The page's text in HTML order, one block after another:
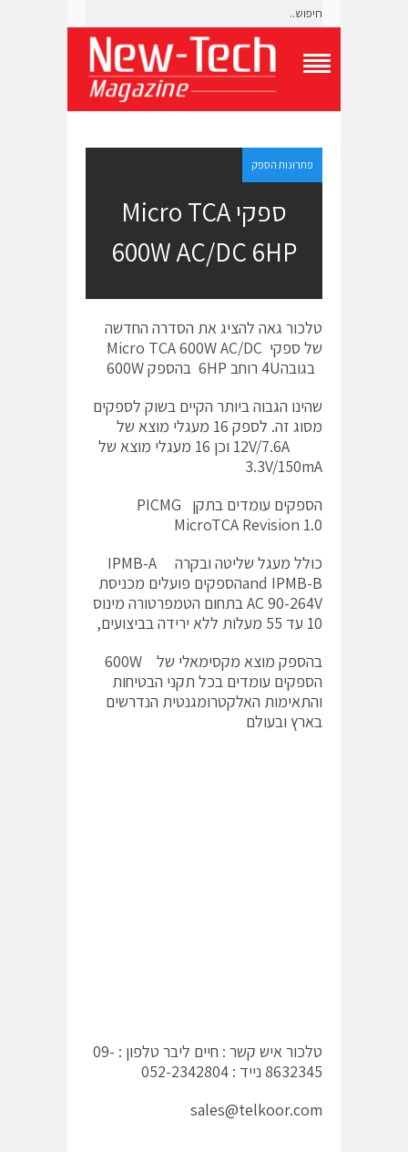
g
l
e
N
n
M
e
n
פתרונות הספק
ספקי Micro TCA
600W AC/DC 6HP
טלכור גאה להציג את הסדרה החדשה
של ספקי Micro TCA 600W AC/DC
בגובה4U רוחב 6HP בהספק 600W
שהינו הגבוה ביותר הקיים בשוק לספקים
מסוג זה. לספק 16 מעגלי מוצא של
12V/7.6A וכן 16 מעגלי מוצא של
3.3V/150mA
הספקים עומדים בתקן PICMG
MicroTCA Revision 1.0
כולל מעגל שליטה ובקרה IPMB-A
and IPMB-Bהספקים פועלים מכניסת
AC 90-264V בתחום הטמפרטורה מינוס
10 עד 55 מעלות ללא ירידה בביצועים,
בהספק מוצא מקסימאלי של 600W
הספקים עומדים בכל תקני הבטיחות
והתאימות האלקטרומגנטית הנדרשים
בארץ ובעולם
טלכור איש קשר : חיים ליבר טלפון : 09-
8632345 נייד : 052-2342804
sales@telkoor.com